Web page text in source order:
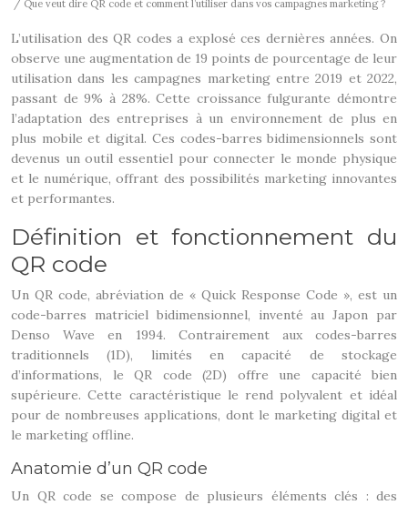
/ Que veut dire QR code et comment l’utiliser dans vos campagnes marketing ?
L’utilisation des QR codes a explosé ces dernières années. On
observe une augmentation de 19 points de pourcentage de leur
utilisation dans les campagnes marketing entre 2019 et 2022,
passant de 9% à 28%. Cette croissance fulgurante démontre
l’adaptation des entreprises à un environnement de plus en
plus mobile et digital. Ces codes-barres bidimensionnels sont
devenus un outil essentiel pour connecter le monde physique
et le numérique, offrant des possibilités marketing innovantes
et performantes.
Définition et fonctionnement du
QR code
Un QR code, abréviation de « Quick Response Code », est un
code-barres matriciel bidimensionnel, inventé au Japon par
Denso Wave en 1994. Contrairement aux codes-barres
traditionnels (1D), limités en capacité de stockage
d’informations, le QR code (2D) offre une capacité bien
supérieure. Cette caractéristique le rend polyvalent et idéal
pour de nombreuses applications, dont le marketing digital et
le marketing offline.
Anatomie d’un QR code
Un QR code se compose de plusieurs éléments clés : des